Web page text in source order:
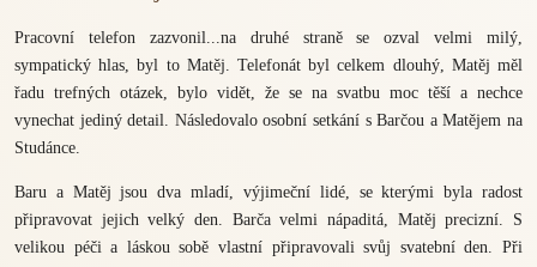
Pracovní telefon zazvonil...na druhé straně se ozval velmi milý,
sympatický hlas, byl to Matěj. Telefonát byl celkem dlouhý, Matěj měl
řadu trefných otázek, bylo vidět, že se na svatbu moc těší a nechce
vynechat jediný detail. Následovalo osobní setkání s Barčou a Matějem na
Studánce.
Baru a Matěj jsou dva mladí, výjimeční lidé, se kterými byla radost
připravovat jejich velký den. Barča velmi nápaditá, Matěj precizní. S
velikou péči a láskou sobě vlastní připravovali svůj svatební den. Při